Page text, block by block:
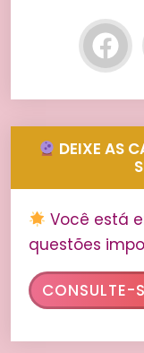
DEIXE AS
Você está
questões
CONSULTE-